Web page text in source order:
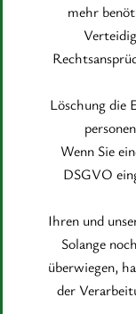
mehr
Löschung die
Wenn Sie
DSGVO
Ihren und
Solange
überwiegen,
der